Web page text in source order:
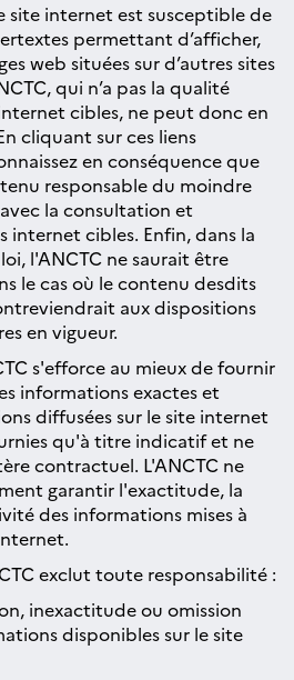
site internet est susceptible de
permettant d’afficher,
web situées sur d’autres sites
qui n’a pas la qualité
cibles, ne peut donc en
cliquant sur ces liens
en conséquence que
responsable du moindre
la consultation et
internet cibles. Enfin, dans la
l'ANCTC ne saurait être
le cas où le contenu desdits
aux dispositions
en vigueur.
s'efforce au mieux de fournir
informations exactes et
diffusées sur le site internet
qu'à titre indicatif et ne
contractuel. L'ANCTC ne
garantir l'exactitude, la
des informations mises à
exclut toute responsabilité :
inexactitude ou omission
disponibles sur le site